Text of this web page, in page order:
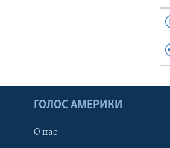
ГОЛОС АМЕРИКИ
О нас